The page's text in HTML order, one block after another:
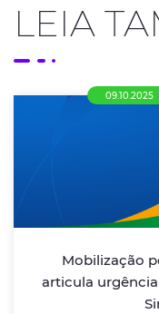
LEIA
09.10.2025
Mobilização
articula
Mobilização
articula
teto
Buscando
faturamento,